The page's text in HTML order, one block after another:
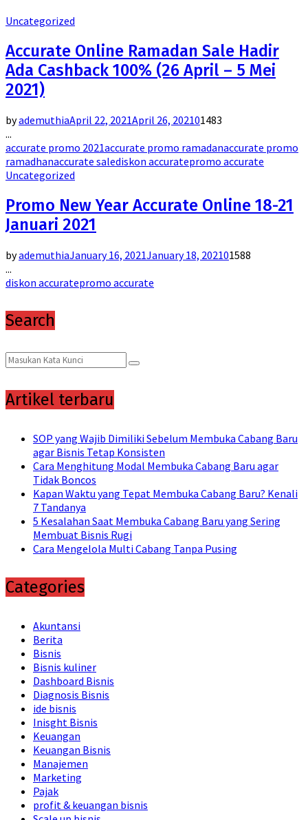
Uncategorized
Accurate Online Ramadan Sale Hadir
Ada Cashback 100% (26 April – 5 Mei
2021)
byademuthiaApril 22, 2021April 26, 202101483
...
accurate promo 2021accurate promo ramadanaccurate promo
ramadhanaccurate salediskon accuratepromo accurate
Uncategorized
Promo New Year Accurate Online 18-21
Januari 2021
byademuthiaJanuary 16, 2021January 18, 202101588
...
diskon accuratepromo accurate
Search
Search
for:
Search
Artikel terbaru
SOP yang Wajib Dimiliki Sebelum Membuka Cabang Baru
agar Bisnis Tetap Konsisten
Cara Menghitung Modal Membuka Cabang Baru agar
Tidak Boncos
Kapan Waktu yang Tepat Membuka Cabang Baru? Kenali
7 Tandanya
5 Kesalahan Saat Membuka Cabang Baru yang Sering
Membuat Bisnis Rugi
Cara Mengelola Multi Cabang Tanpa Pusing
Categories
Akuntansi
Berita
Bisnis
Bisnis kuliner
Dashboard Bisnis
Diagnosis Bisnis
ide bisnis
Inisght Bisnis
Keuangan
Keuangan Bisnis
Manajemen
Marketing
Pajak
profit & keuangan bisnis